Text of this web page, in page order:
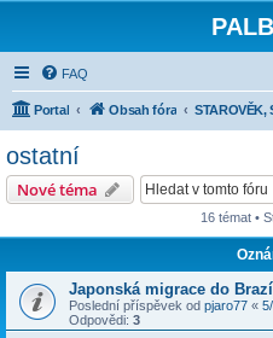
FAQ
Portal Obsah fóra
ostatní
Nové téma
16 témat •
Japonská migrace do
Poslední příspěvek od pjaro77 «
Odpovědi: 3